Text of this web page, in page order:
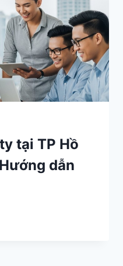
tại TP Hồ
dẫn